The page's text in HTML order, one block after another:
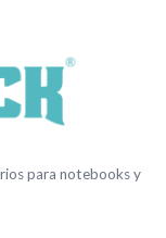
para notebooks y